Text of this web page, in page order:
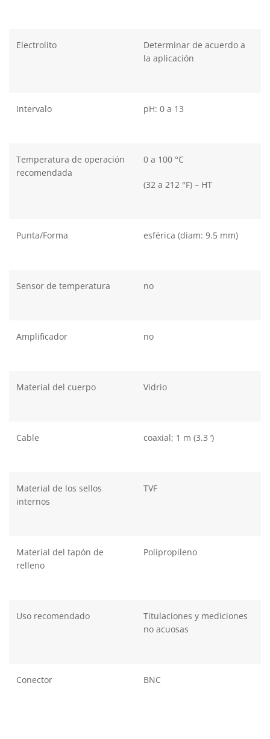
Electrolito
Determinar de acuerdo a
la aplicación
Intervalo pH: 0 a 13
Temperatura de operación
recomendada
0 a 100 °C
(32 a 212 °F) – HT
Punta/Forma esférica (diam: 9.5 mm)
Sensor de temperatura no
Amplificador no
Material del cuerpo Vidrio
Cable coaxial; 1 m (3.3 ‘)
Material de los sellos
internos
TVF
Material del tapón de
relleno
Polipropileno
Uso recomendado
Titulaciones y mediciones
no acuosas
Conector BNC